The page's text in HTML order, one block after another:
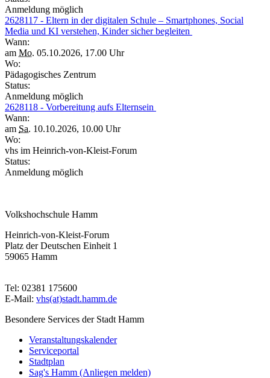
Anmeldung möglich
2628117 - Eltern in der digitalen Schule – Smartphones, Social
Media und KI verstehen, Kinder sicher begleiten
Wann:
am Mo. 05.10.2026, 17.00 Uhr
Wo:
Pädagogisches Zentrum
Status:
Anmeldung möglich
2628118 - Vorbereitung aufs Elternsein
Wann:
am Sa. 10.10.2026, 10.00 Uhr
Wo:
vhs im Heinrich-von-Kleist-Forum
Status:
Anmeldung möglich
Volkshochschule Hamm
Heinrich-von-Kleist-Forum
Platz der Deutschen Einheit 1
59065 Hamm
Tel: 02381 175600
E-Mail: vhs(at)stadt.hamm.de
Besondere Services der Stadt Hamm
Veranstaltungskalender
Serviceportal
Stadtplan
Sag's Hamm (Anliegen melden)